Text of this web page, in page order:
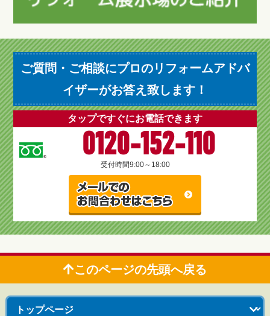
ご質問・ご相談にプロのリフォームアドバ
イザーがお答え致します！
タップですぐにお電話できます
0120-152-110
受付時間9:00～18:00
このページの先頭へ戻る